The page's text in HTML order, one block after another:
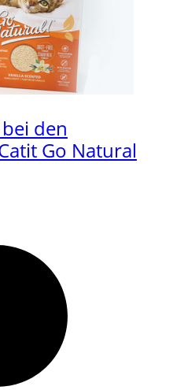
den
Go Natural